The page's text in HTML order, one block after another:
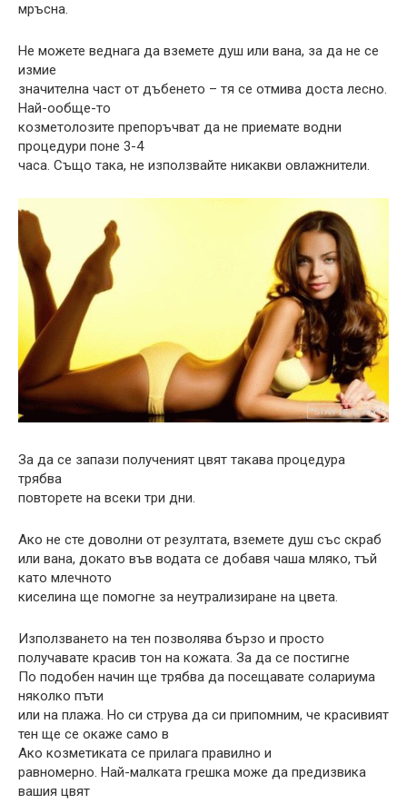
мръсна.
Не можете веднага да вземете душ или вана, за да не се
измие
значителна част от дъбенето – тя се отмива доста лесно.
Най-ообще-то
козметолозите препоръчват да не приемате водни
процедури поне 3-4
часа. Също така, не използвайте никакви овлажнители.
За да се запази полученият цвят такава процедура
трябва
повторете на всеки три дни.
Ако не сте доволни от резултата, вземете душ със скраб
или вана, докато във водата се добавя чаша мляко, тъй
като млечното
киселина ще помогне за неутрализиране на цвета.
Използването на тен позволява бързо и просто
получавате красив тон на кожата. За да се постигне
По подобен начин ще трябва да посещавате солариума
няколко пъти
или на плажа. Но си струва да си припомним, че красивият
тен ще се окаже само в
Ако козметиката се прилага правилно и
равномерно. Най-малката грешка може да предизвика
вашия цвят